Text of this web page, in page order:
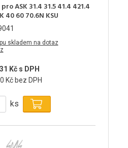
ASK 31.4 31.5 41.4 421.4
40 60 70.6N KSU
skladem na dotaz
Kč s DPH
Kč bez DPH
ks